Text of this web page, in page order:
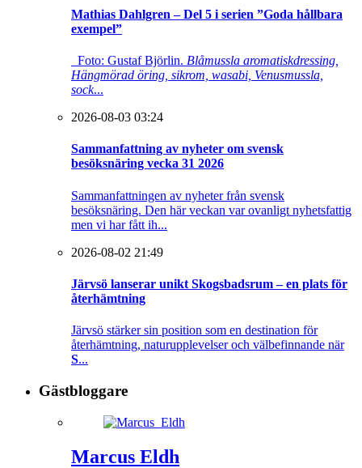
Mathias Dahlgren – Del 5 i serien ”Goda hållbara
exempel”
Foto: Gustaf Björlin. Blåmussla aromatiskdressing,
Hängmörad öring, sikrom, wasabi, Venusmussla,
sock...
2026-08-03 03:24
Sammanfattning av nyheter om svensk
besöksnäring vecka 31 2026
Sammanfattningen av nyheter från svensk
besöksnäring. Den här veckan var ovanligt nyhetsfattig
men vi har fått ih...
2026-08-02 21:49
Järvsö lanserar unikt Skogsbadsrum – en plats för
återhämtning
Järvsö stärker sin position som en destination för
återhämtning, naturupplevelser och välbefinnande när
S...
Gästbloggare
Marcus Eldh